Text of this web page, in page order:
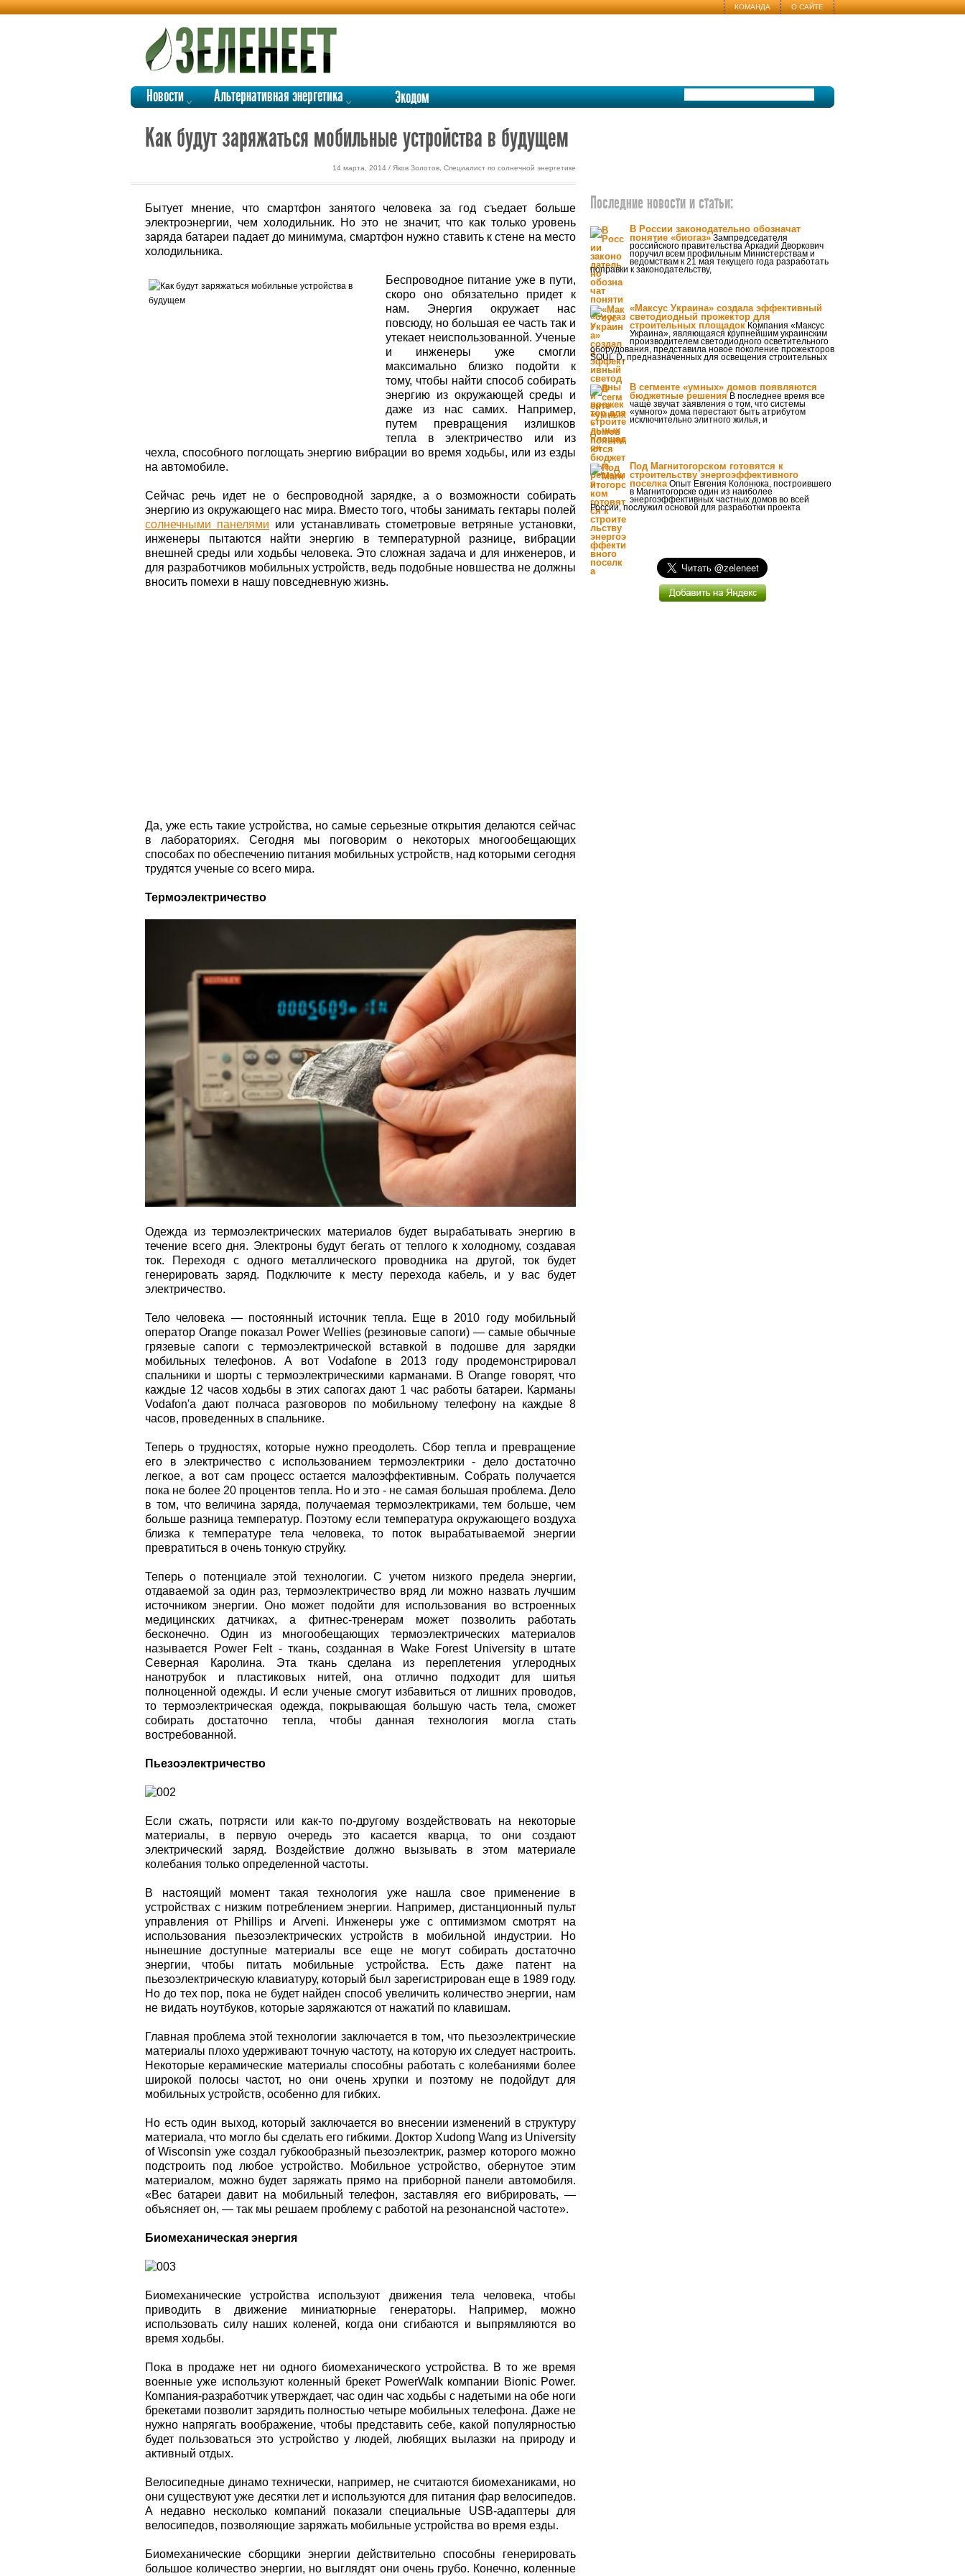
КОМАНДА О САЙТЕ
Новости Альтернативная энергетика Экодом
Как будут заряжаться мобильные устройства в будущем
14 марта, 2014 / Яков Золотов, Специалист по солнечной энергетике
Бытует мнение, что смартфон занятого человека за год съедает больше
электроэнергии, чем холодильник. Но это не значит, что как только уровень
заряда батареи падает до минимума, смартфон нужно ставить к стене на место
холодильника.
Беспроводное питание уже в пути,
скоро оно обязательно придет к
нам. Энергия окружает нас
повсюду, но большая ее часть так и
утекает неиспользованной. Ученые
и инженеры уже смогли
максимально близко подойти к
тому, чтобы найти способ собирать
энергию из окружающей среды и
даже из нас самих. Например,
путем превращения излишков
тепла в электричество или из
чехла, способного поглощать энергию вибрации во время ходьбы, или из езды
на автомобиле.
Сейчас речь идет не о беспроводной зарядке, а о возможности собирать
энергию из окружающего нас мира. Вместо того, чтобы занимать гектары полей
солнечными панелями или устанавливать стометровые ветряные установки,
инженеры пытаются найти энергию в температурной разнице, вибрации
внешней среды или ходьбы человека. Это сложная задача и для инженеров, и
для разработчиков мобильных устройств, ведь подобные новшества не должны
вносить помехи в нашу повседневную жизнь.
Да, уже есть такие устройства, но самые серьезные открытия делаются сейчас
в лабораториях. Сегодня мы поговорим о некоторых многообещающих
способах по обеспечению питания мобильных устройств, над которыми сегодня
трудятся ученые со всего мира.
Термоэлектричество
Одежда из термоэлектрических материалов будет вырабатывать энергию в
течение всего дня. Электроны будут бегать от теплого к холодному, создавая
ток. Переходя с одного металлического проводника на другой, ток будет
генерировать заряд. Подключите к месту перехода кабель, и у вас будет
электричество.
Тело человека — постоянный источник тепла. Еще в 2010 году мобильный
оператор Orange показал Power Wellies (резиновые сапоги) — самые обычные
грязевые сапоги с термоэлектрической вставкой в подошве для зарядки
мобильных телефонов. А вот Vodafone в 2013 году продемонстрировал
спальники и шорты с термоэлектрическими карманами. В Orange говорят, что
каждые 12 часов ходьбы в этих сапогах дают 1 час работы батареи. Карманы
Vodafon'a дают полчаса разговоров по мобильному телефону на каждые 8
часов, проведенных в спальнике.
Теперь о трудностях, которые нужно преодолеть. Сбор тепла и превращение
его в электричество с использованием термоэлектрики - дело достаточно
легкое, а вот сам процесс остается малоэффективным. Собрать получается
пока не более 20 процентов тепла. Но и это - не самая большая проблема. Дело
в том, что величина заряда, получаемая термоэлектриками, тем больше, чем
больше разница температур. Поэтому если температура окружающего воздуха
близка к температуре тела человека, то поток вырабатываемой энергии
превратиться в очень тонкую струйку.
Теперь о потенциале этой технологии. С учетом низкого предела энергии,
отдаваемой за один раз, термоэлектричество вряд ли можно назвать лучшим
источником энергии. Оно может подойти для использования во встроенных
медицинских датчиках, а фитнес-тренерам может позволить работать
бесконечно. Один из многообещающих термоэлектрических материалов
называется Power Felt - ткань, созданная в Wake Forest University в штате
Северная Каролина. Эта ткань сделана из переплетения углеродных
нанотрубок и пластиковых нитей, она отлично подходит для шитья
полноценной одежды. И если ученые смогут избавиться от лишних проводов,
то термоэлектрическая одежда, покрывающая большую часть тела, сможет
собирать достаточно тепла, чтобы данная технология могла стать
востребованной.
Пьезоэлектричество
Если сжать, потрясти или как-то по-другому воздействовать на некоторые
материалы, в первую очередь это касается кварца, то они создают
электрический заряд. Воздействие должно вызывать в этом материале
колебания только определенной частоты.
В настоящий момент такая технология уже нашла свое применение в
устройствах с низким потреблением энергии. Например, дистанционный пульт
управления от Phillips и Arveni. Инженеры уже с оптимизмом смотрят на
использования пьезоэлектрических устройств в мобильной индустрии. Но
нынешние доступные материалы все еще не могут собирать достаточно
энергии, чтобы питать мобильные устройства. Есть даже патент на
пьезоэлектрическую клавиатуру, который был зарегистрирован еще в 1989 году.
Но до тех пор, пока не будет найден способ увеличить количество энергии, нам
не видать ноутбуков, которые заряжаются от нажатий по клавишам.
Главная проблема этой технологии заключается в том, что пьезоэлектрические
материалы плохо удерживают точную частоту, на которую их следует настроить.
Некоторые керамические материалы способны работать с колебаниями более
широкой полосы частот, но они очень хрупки и поэтому не подойдут для
мобильных устройств, особенно для гибких.
Но есть один выход, который заключается во внесении изменений в структуру
материала, что могло бы сделать его гибкими. Доктор Xudong Wang из University
of Wisconsin уже создал губкообразный пьезоэлектрик, размер которого можно
подстроить под любое устройство. Мобильное устройство, обернутое этим
материалом, можно будет заряжать прямо на приборной панели автомобиля.
«Вес батареи давит на мобильный телефон, заставляя его вибрировать, —
объясняет он, — так мы решаем проблему с работой на резонансной частоте».
Биомеханическая энергия
Биомеханические устройства используют движения тела человека, чтобы
приводить в движение миниатюрные генераторы. Например, можно
использовать силу наших коленей, когда они сгибаются и выпрямляются во
время ходьбы.
Пока в продаже нет ни одного биомеханического устройства. В то же время
военные уже используют коленный брекет PowerWalk компании Bionic Power.
Компания-разработчик утверждает, час один час ходьбы с надетыми на обе ноги
брекетами позволит зарядить полностью четыре мобильных телефона. Даже не
нужно напрягать воображение, чтобы представить себе, какой популярностью
будет пользоваться это устройство у людей, любящих вылазки на природу и
активный отдых.
Велосипедные динамо технически, например, не считаются биомеханиками, но
они существуют уже десятки лет и используются для питания фар велосипедов.
А недавно несколько компаний показали специальные USB-адаптеры для
велосипедов, позволяющие заряжать мобильные устройства во время езды.
Биомеханические сборщики энергии действительно способны генерировать
большое количество энергии, но выглядят они очень грубо. Конечно, коленные
Последние новости и статьи:
В России законодательно обозначат
понятие «биогаз» Зампредседателя
российского правительства Аркадий Дворкович
поручил всем профильным Министерствам и
ведомствам к 21 мая текущего года разработать
поправки к законодательству,
«Максус Украина» создала эффективный
светодиодный прожектор для
строительных площадок Компания «Максус
Украина», являющаяся крупнейшим украинским
производителем светодиодного осветительного
оборудования, представила новое поколение прожекторов
SOUL D, предназначенных для освещения строительных
В сегменте «умных» домов появляются
бюджетные решения В последнее время все
чаще звучат заявления о том, что системы
«умного» дома перестают быть атрибутом
исключительно элитного жилья, и
Под Магнитогорском готовятся к
строительству энергоэффективного
поселкаОпыт Евгения Колонюка, построившего
в Магнитогорске один из наиболее
энергоэффективных частных домов во всей
России, послужил основой для разработки проекта